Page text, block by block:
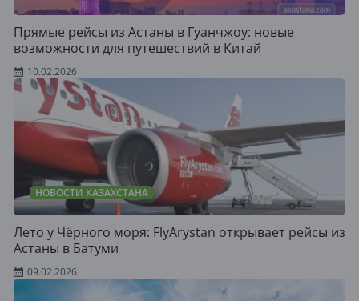
Прямые рейсы из Астаны в Гуанчжоу: новые
возможности для путешествий в Китай
10.02.2026
НОВОСТИ КАЗАХСТАНА
Лето у Чёрного моря: FlyArystan открывает рейсы из
Астаны в Батуми
09.02.2026